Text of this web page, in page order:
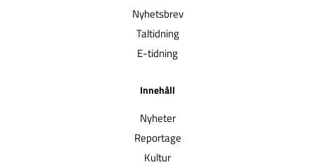
Nyhetsbrev
Taltidning
E-tidning
Innehåll
Nyheter
Reportage
Kultur